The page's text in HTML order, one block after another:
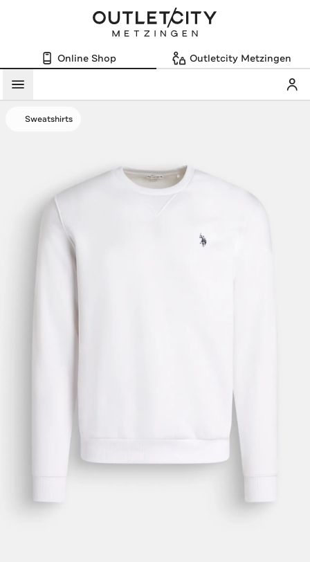
Online Shop Outletcity Metzingen
Menü
Sweatshirts